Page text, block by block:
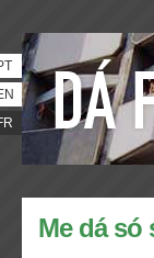
Me dá só